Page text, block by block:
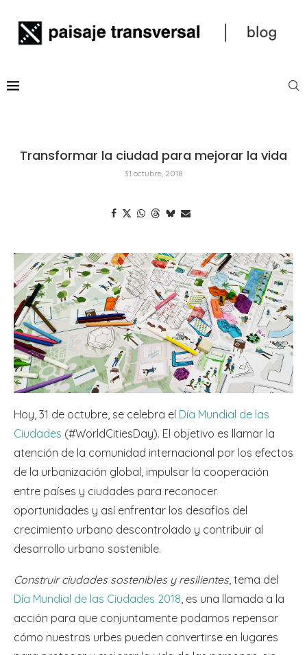
Transformar la ciudad para mejorar la vida
31 octubre, 2018
Hoy, 31 de octubre, se celebra el Día Mundial de las
Ciudades (#WorldCitiesDay). El objetivo es llamar la
atención de la comunidad internacional por los efectos
de la urbanización global, impulsar la cooperación
entre países y ciudades para reconocer
oportunidades y así enfrentar los desafíos del
crecimiento urbano descontrolado y contribuir al
desarrollo urbano sostenible.
Construir ciudades sostenibles y resilientes , tema del
Día Mundial de las Ciudades 2018 , es una llamada a la
acción para que conjuntamente podamos repensar
cómo nuestras urbes pueden convertirse en lugares